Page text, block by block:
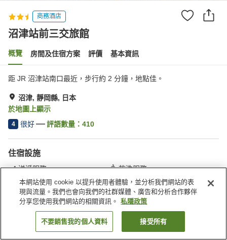
商務酒店
沼津站前三交旅館
概覽 房間及住宿方案 評價 基本資訊
距 JR 沼津站南口最近，步行約 2 分鐘，地點佳。
沼津, 靜岡縣, 日本
於地圖上顯示
4 很好 評語數量： 410
住宿設施
送遞服務
乾洗服務
自動販賣機
收費洗衣房
主頁 日本 靜岡縣 沼津 沼津站前三交旅館
找客房
本網站使用 cookie 以提升使用者體驗，並分析我們網站的表
現與流量。我們也會向我們的社群媒體、廣告和分析合作夥伴
分享您使用我們網站的相關資訊。
私隱政策
不要銷售我的個人資料 接受所有